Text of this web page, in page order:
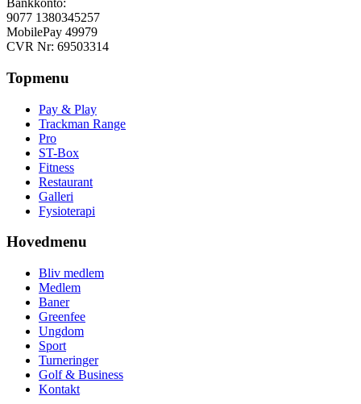
Bankkonto:
9077 1380345257
MobilePay 49979
CVR Nr: 69503314
Topmenu
Pay & Play
Trackman Range
Pro
ST-Box
Fitness
Restaurant
Galleri
Fysioterapi
Hovedmenu
Bliv medlem
Medlem
Baner
Greenfee
Ungdom
Sport
Turneringer
Golf & Business
Kontakt